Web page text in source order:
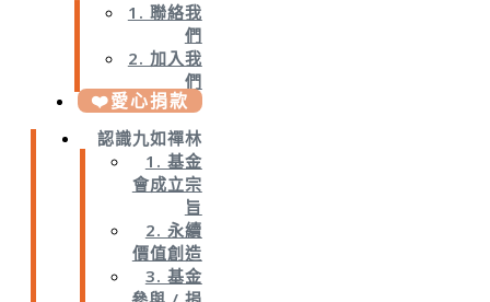
1. 聯絡我
們
2. 加入我
們
❤️愛心捐款
認識九如禪林
1. 基金
會成立宗
旨
2. 永續
價值創造
3. 基金